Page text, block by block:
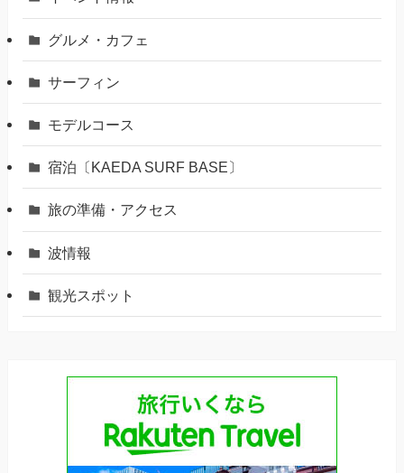
グルメ・カフェ
サーフィン
モデルコース
宿泊〔KAEDA SURF BASE〕
旅の準備・アクセス
波情報
観光スポット